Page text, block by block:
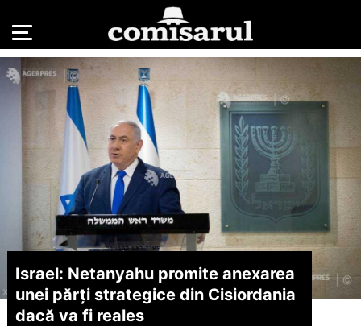
Israel: Netanyahu promite anexarea
unei părţi strategice din Cisiordania
dacă va fi reales